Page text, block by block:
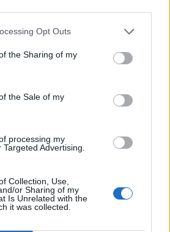
Opt Outs
the Sharing of my
the Sale of my
processing my
Advertising.
Collection, Use,
or Sharing of my
Is Unrelated with the
it was collected.
των σκύλων παρουσιάζει
Στην πραγματικότητα, ένα
φορές περισσότερο από ένα
καθηγητής. Το μαστίφ μπορεί
ενώ το τσιάουα τυπικά